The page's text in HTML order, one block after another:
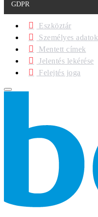
GDPR
Eszköztár
Személyes adatok
Mentett címek
Jelentés lekérése
Felejtés joga